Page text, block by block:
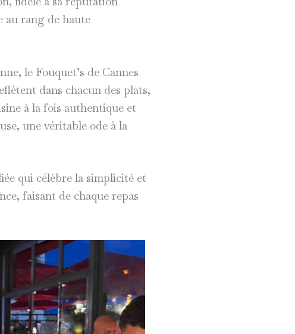
au rang de haute
le Fouquet’s de Cannes
dans chacun des plats,
à la fois authentique et
une véritable ode à la
qui célèbre la simplicité et
faisant de chaque repas